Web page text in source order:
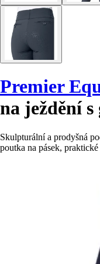
Premier
na ježdění
Skulpturální a prodyšná
poutka na pásek,